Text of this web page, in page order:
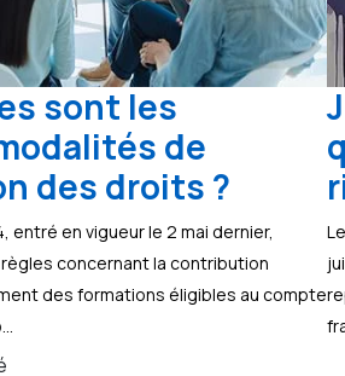
sont les
de
des droits ?
en vigueur le 2 mai dernier,
concernant la contribution
des formations éligibles au compte